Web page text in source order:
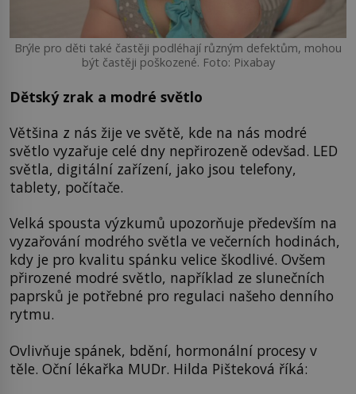
Brýle pro děti také častěji podléhají různým defektům, mohou
být častěji poškozené. Foto: Pixabay
Dětský zrak a modré světlo
Většina z nás žije ve světě, kde na nás modré
světlo vyzařuje celé dny nepřirozeně odevšad. LED
světla, digitální zařízení, jako jsou telefony,
tablety, počítače.
Velká spousta výzkumů upozorňuje především na
vyzařování modrého světla ve večerních hodinách,
kdy je pro kvalitu spánku velice škodlivé. Ovšem
přirozené modré světlo, například ze slunečních
paprsků je potřebné pro regulaci našeho denního
rytmu.
Ovlivňuje spánek, bdění, hormonální procesy v
těle. Oční lékařka MUDr. Hilda Pišteková říká: